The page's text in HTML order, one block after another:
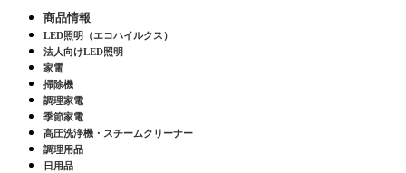
商品情報
LED照明（エコハイルクス）
法人向けLED照明
家電
掃除機
調理家電
季節家電
高圧洗浄機・スチームクリーナー
調理用品
日用品